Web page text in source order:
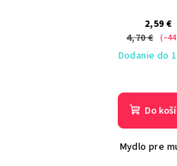
2,59 €
4,70 €
Dodanie do
Do
Mydlo pre